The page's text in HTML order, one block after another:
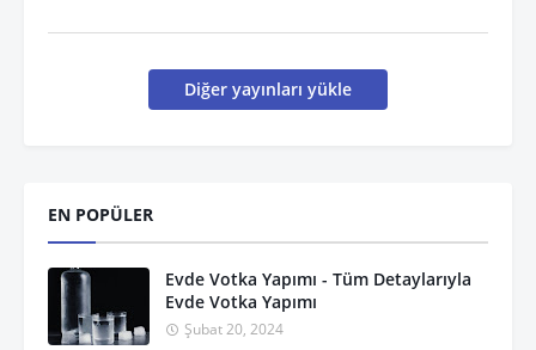
Diğer yayınları yükle
EN POPÜLER
Evde Votka Yapımı - Tüm Detaylarıyla
Evde Votka Yapımı
Şubat 20, 2024